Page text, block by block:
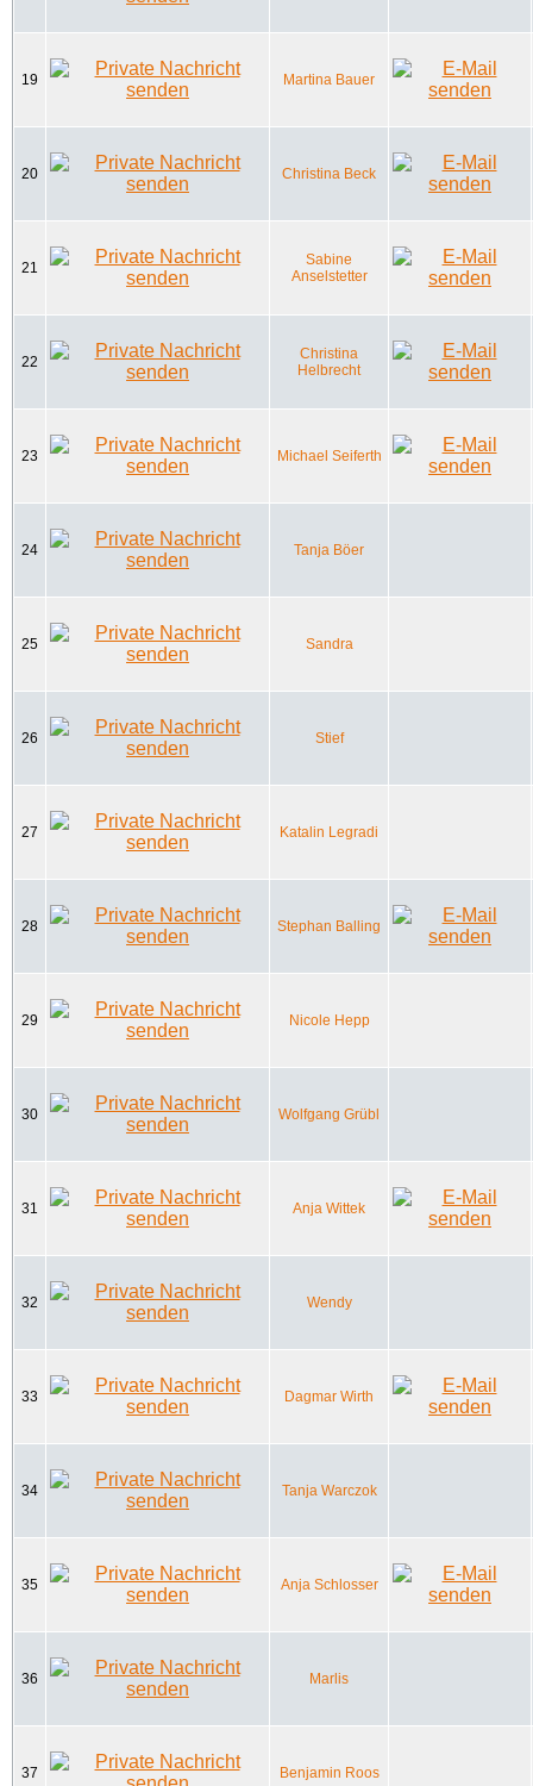
19 Martina Bauer
20 Christina Beck
21
Sabine
Anselstetter
22
Christina
Helbrecht
23 Michael Seiferth
24 Tanja Böer
25 Sandra
26 Stief
27 Katalin Legradi
28 Stephan Balling
29 Nicole Hepp
30 Wolfgang Grübl
31 Anja Wittek
32 Wendy
33 Dagmar Wirth
34 Tanja Warczok
35 Anja Schlosser
36 Marlis
37 Benjamin Roos